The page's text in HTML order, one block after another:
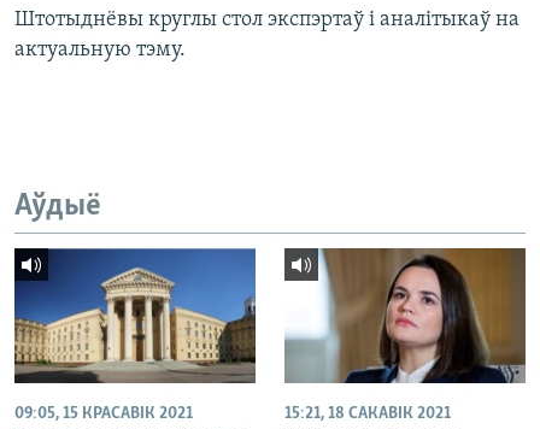
Штотыднёвы круглы стол экспэртаў і аналітыкаў на
актуальную тэму.
Аўдыё
09:05, 15 КРАСАВІК 2021 15:21, 18 САКАВІК 2021